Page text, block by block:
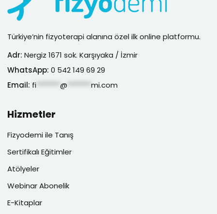
Türkiye’nin fizyoterapi alanına özel ilk online platformu.
Adr: Nergiz 1671 sok. Karşıyaka / İzmir
WhatsApp: 0 542 149 69 29
Email: fi ******* @ ******* mi.com
Hizmetler
Fizyodemi ile Tanış
Sertifikalı Eğitimler
Atölyeler
Webinar Abonelik
E-Kitaplar